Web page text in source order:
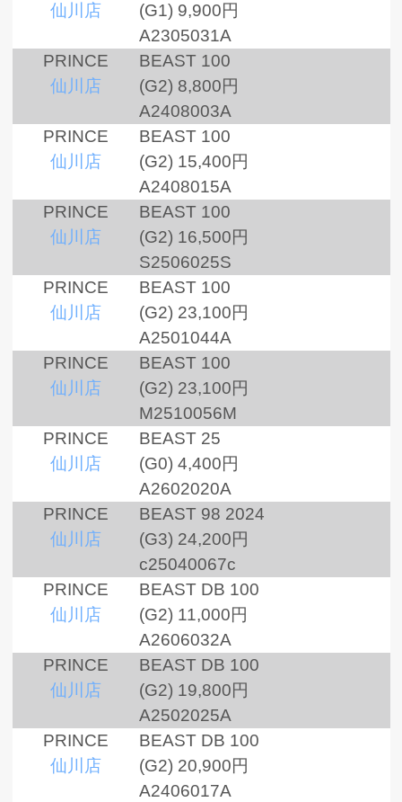
仙川店
(G1) 9,900円
A2305031A
PRINCE
仙川店
BEAST 100
(G2) 8,800円
A2408003A
PRINCE
仙川店
BEAST 100
(G2) 15,400円
A2408015A
PRINCE
仙川店
BEAST 100
(G2) 16,500円
S2506025S
PRINCE
仙川店
BEAST 100
(G2) 23,100円
A2501044A
PRINCE
仙川店
BEAST 100
(G2) 23,100円
M2510056M
PRINCE
仙川店
BEAST 25
(G0) 4,400円
A2602020A
PRINCE
仙川店
BEAST 98 2024
(G3) 24,200円
c25040067c
PRINCE
仙川店
BEAST DB 100
(G2) 11,000円
A2606032A
PRINCE
仙川店
BEAST DB 100
(G2) 19,800円
A2502025A
PRINCE
仙川店
BEAST DB 100
(G2) 20,900円
A2406017A